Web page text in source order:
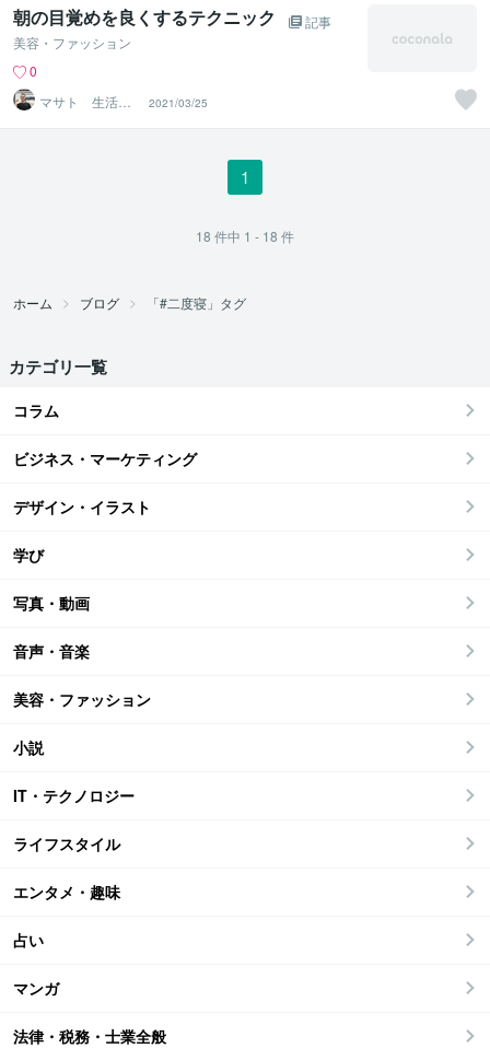
朝の目覚めを良くするテクニック
記事
美容・ファッション
0
マサト 生活習
慣改善パーソナ
ルトレーナー
2021/03/25
1
18 件中 1 - 18 件
ホーム ブログ 「#二度寝」タグ
カテゴリ一覧
コラム
ビジネス・マーケティング
デザイン・イラスト
学び
写真・動画
音声・音楽
美容・ファッション
小説
IT・テクノロジー
ライフスタイル
エンタメ・趣味
占い
マンガ
法律・税務・士業全般